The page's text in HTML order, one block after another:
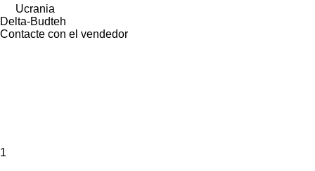
Ucrania
Delta-Budteh
Contacte con el vendedor
1